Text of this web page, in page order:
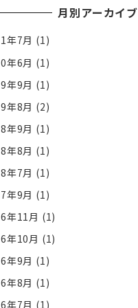
月別アーカイブ
年7月 (1)
年6月 (1)
年9月 (1)
年8月 (2)
年9月 (1)
年8月 (1)
年7月 (1)
年9月 (1)
年11月 (1)
年10月 (1)
年9月 (1)
年8月 (1)
年7月 (1)